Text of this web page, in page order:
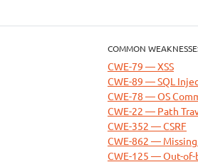
COMMON
CWE-79 — XSS
CWE-89 — SQL
CWE-78 — OS
CWE-22 — Path
CWE-352 — CSRF
CWE-862 —
CWE-125 — Out-of-